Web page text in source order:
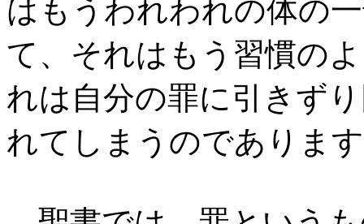
はもうわれわれの体の
て、それはもう習慣の
れは自分の罪に引きず
れてしまうのでありま